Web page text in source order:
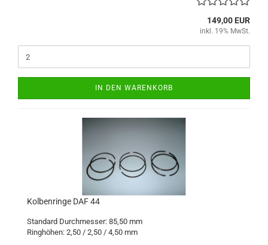
149,00 EUR
inkl. 19% MwSt.
IN DEN WARENKORB
Kolbenringe DAF 44
Standard Durchmesser: 85,50 mm
Ringhöhen: 2,50 / 2,50 / 4,50 mm